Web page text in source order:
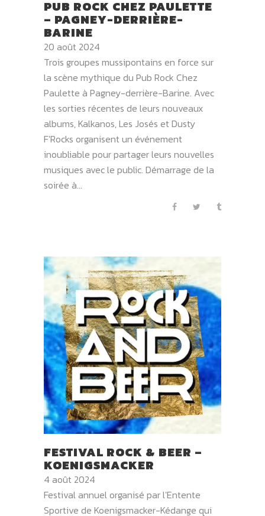
PUB ROCK CHEZ PAULETTE
– PAGNEY-DERRIÈRE-
BARINE
20 août 2024
Trois groupes mussipontains en force sur
la scène mythique du Pub Rock Chez
Paulette à Pagney-derrière-Barine. Avec
les sorties récentes de leurs nouveaux
albums, Kalkanos, Les Josés et Dusty
F'Rocks organisent un événement
inoubliable pour partager leurs nouvelles
musiques avec le public. Démarrage de la
soirée à...
FESTIVAL ROCK & BEER –
KOENIGSMACKER
4 août 2024
Festival annuel organisé par l'Entente
Sportive de Koenigsmacker-Kédange qui